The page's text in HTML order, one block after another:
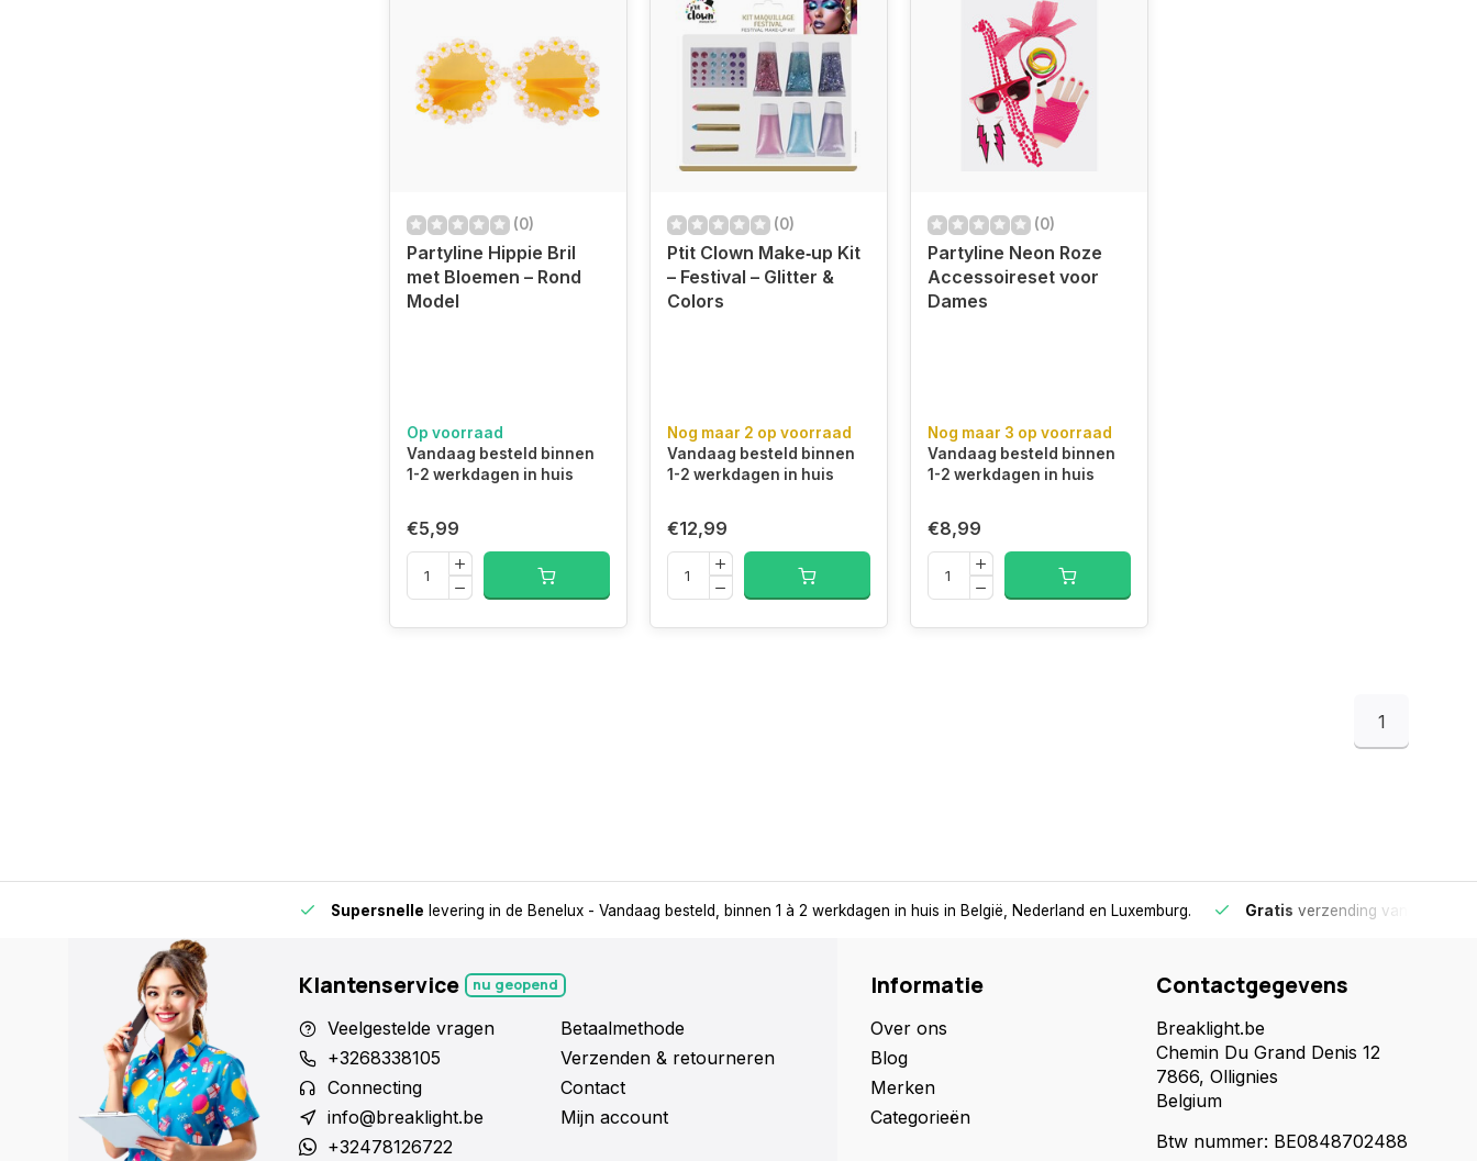
(0)
Partyline Hippie Bril
met Bloemen – Rond
Model
Op voorraad
Vandaag besteld binnen
1-2 werkdagen in huis
€5,99
(0)
Ptit Clown Make‑up Kit
– Festival – Glitter &
Colors
Nog maar 2 op voorraad
Vandaag besteld binnen
1-2 werkdagen in huis
€12,99
(0)
Partyline Neon Roze
Accessoireset voor
Dames
Nog maar 3 op voorraad
Vandaag besteld binnen
1-2 werkdagen in huis
€8,99
1
- Altijd een afhaalpunt bij jou in de buurt voor extra gemak en flexibiliteit. Supersnellelevering in de Benelux - Vandaag besteld, binnen 1 à 2 werkdagen in huis in België,
Klantenservice nu geopend
Veelgestelde vragen
+3268338105
Connecting
info@breaklight.be
+32478126722
Betaalmethode
Verzenden & retourneren
Contact
Mijn account
Informatie
Over ons
Blog
Merken
Categorieën
Contactgegevens
Breaklight.be
Chemin Du Grand Denis 12
7866, Ollignies
Belgium
Btw nummer: BE0848702488